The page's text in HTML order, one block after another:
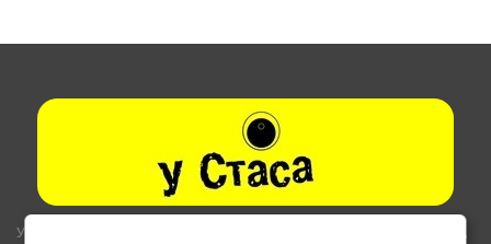
Указанные на сайте цены не являются публичной офертой (ст.435,